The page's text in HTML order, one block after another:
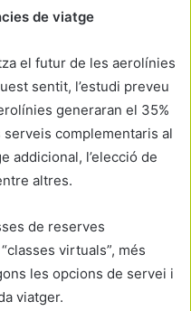
de viatge
el futur de les aerolínies
sentit, l’estudi preveu
generaran el 35%
complementaris al
addicional, l’elecció de
altres.
de reserves
virtuals”, més
les opcions de servei i
viatger.